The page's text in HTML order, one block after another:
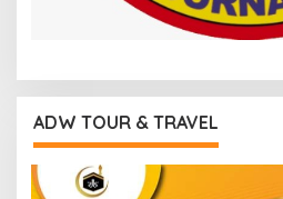
ADW TOUR & TRAVEL